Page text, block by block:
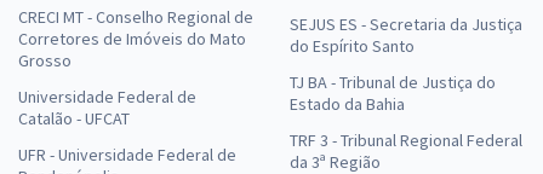
CRECI MT - Conselho Regional de
Corretores de Imóveis do Mato
Grosso
Universidade Federal de
Catalão - UFCAT
UFR - Universidade Federal de
SEJUS ES - Secretaria da Justiça
do Espírito Santo
TJ BA - Tribunal de Justiça do
Estado da Bahia
TRF 3 - Tribunal Regional Federal
da 3ª Região